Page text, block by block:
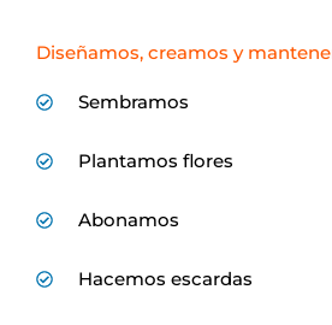
Diseñamos, creamos y
Sembramos
Plantamos flores
Abonamos
Hacemos escardas